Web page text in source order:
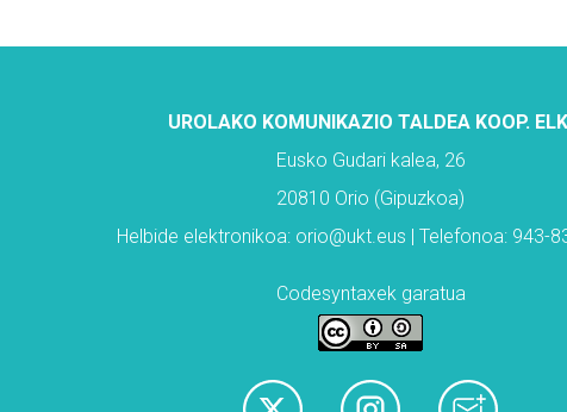
UROLAKO KOMUNIKAZIO TALDEA KOOP.
Eusko Gudari kalea, 26
20810 Orio (Gipuzkoa)
Helbide elektronikoa: orio@ukt.eus | Telefonoa: 943-
Codesyntaxek garatua